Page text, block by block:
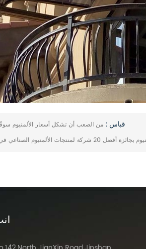
قباس : من الصعب أن تشكل أسعار الألمنيوم
الألمنيوم الصناعي في الصين